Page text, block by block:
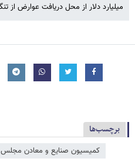
میلیارد دلار از محل دریافت عوارض از
برچسب‌ها
کمیسیون صنایع و معادن مجلس